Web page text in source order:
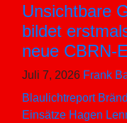
Unsichtbare
bildet
neue CBRN-
Juli 7, 2026 Frank
Blaulichtreport
Einsätze Hagen